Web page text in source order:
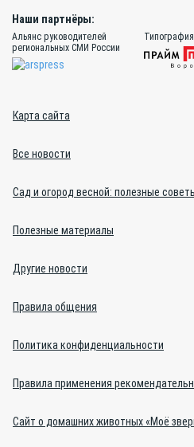
Наши партнёры:
Альянс руководителей
региональных СМИ России
Карта сайта
Все новости
Сад и огород весной: полезные
Полезные материалы
Другие новости
Правила общения
Политика конфиденциальности
Правила применения
Сайт о домашних животных «Моё